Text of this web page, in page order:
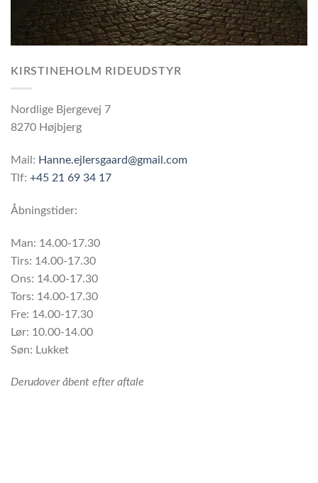
KIRSTINEHOLM RIDEUDSTYR
Nordlige Bjergevej 7
8270 Højbjerg
Mail: Hanne.ejlersgaard@gmail.com
Tlf: +45 21 69 34 17
Åbningstider:
Man: 14.00-17.30
Tirs: 14.00-17.30
Ons: 14.00-17.30
Tors: 14.00-17.30
Fre: 14.00-17.30
Lør: 10.00-14.00
Søn: Lukket
Derudover åbent efter aftale